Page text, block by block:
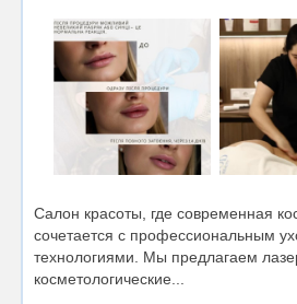
Салон красоты, где современная
сочетается с профессиональным
технологиями. Мы предлагаем
косметологические...